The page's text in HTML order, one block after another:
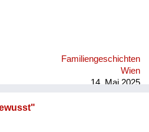
Familiengeschichten
Wien
14. Mai 2025